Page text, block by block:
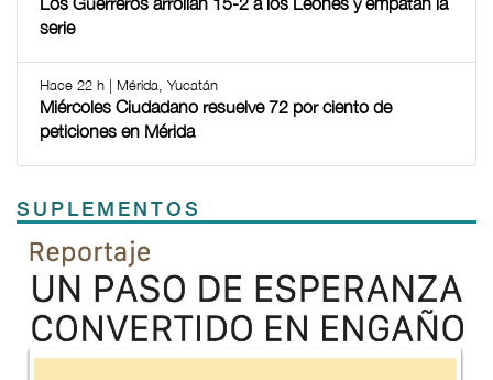
serie
Hace 22 h | Mérida, Yucatán
Miércoles Ciudadano resuelve 72 por ciento de
peticiones en Mérida
SUPLEMENTOS